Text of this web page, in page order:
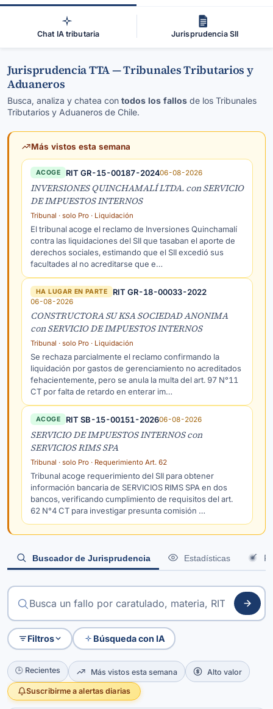
Chat IA tributaria Jurisprudencia SII
Jurisprudencia TTA — Tribunales Tributarios y
Aduaneros
Busca, analiza y chatea con todos los fallos de los Tribunales
Tributarios y Aduaneros de Chile.
Más vistos esta semana
ACOGE RIT GR-15-00187-202406-08-2026
INVERSIONES QUINCHAMALÍ LTDA. con SERVICIO
DE IMPUESTOS INTERNOS
Tribunal · solo Pro · Liquidación
El tribunal acoge el reclamo de Inversiones Quinchamalí
contra las liquidaciones del SII que tasaban el aporte de
derechos sociales, estimando que el SII excedió sus
facultades al no acreditarse que e…
HA LUGAR EN PARTE RIT GR-18-00033-2022
06-08-2026
CONSTRUCTORA SU KSA SOCIEDAD ANONIMA
con SERVICIO DE IMPUESTOS INTERNOS
Tribunal · solo Pro · Liquidación
Se rechaza parcialmente el reclamo confirmando la
liquidación por gastos de gerenciamiento no acreditados
fehacientemente, pero se anula la multa del art. 97 N°11
CT por falta de retardo en enterar im…
ACOGE RIT SB-15-00151-202606-08-2026
SERVICIO DE IMPUESTOS INTERNOS con
SERVICIOS RIMS SPA
Tribunal · solo Pro · Requerimiento Art. 62
Tribunal acoge requerimiento del SII para obtener
información bancaria de SERVICIOS RIMS SPA en dos
bancos, verificando cumplimiento de requisitos del art.
62 N°4 CT para investigar presunta comisión …
Buscador de Jurisprudencia Estadísticas
Filtros Búsqueda con IA
🕒 Recientes Más vistos esta semana Alto valor
Suscribirme a alertas diarias